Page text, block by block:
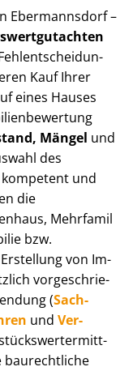
Ebermannsdorf –
Kauf Ihrer
eines Hauses
Mängel und
des
und
die
Mehr­fa­mi­l
bzw.
von Im­
vor­ge­schrie­
(Sach­
und Ver­
baurechtliche